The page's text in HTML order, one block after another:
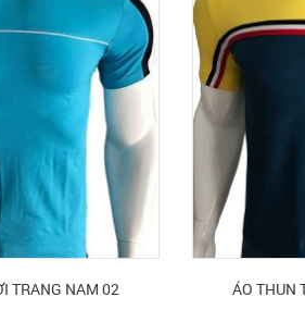
TRANG NAM 02 ÁO THUN